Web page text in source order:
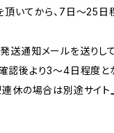
頂いてから、7日〜25日
送通知メールを送りし
認後より3〜4日程度と
連休の場合は別途サイト